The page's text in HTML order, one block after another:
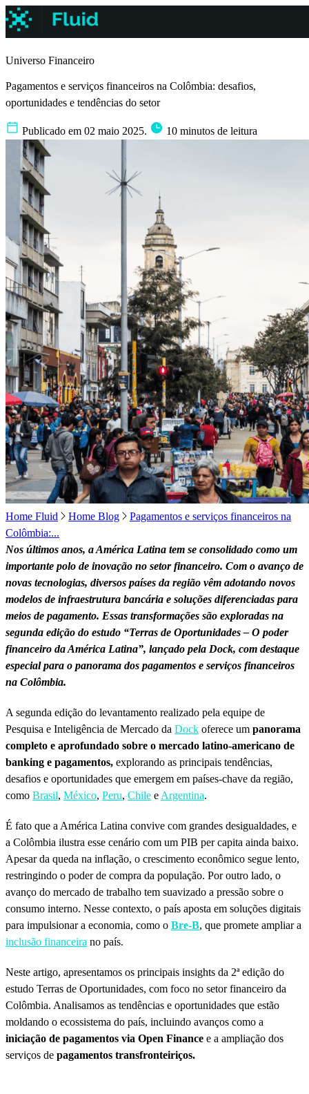
Universo Financeiro
Pagamentos e serviços financeiros na Colômbia: desafios,
oportunidades e tendências do setor
Publicado em 02 maio 2025. 10 minutos de leitura
Home Fluid Home Blog
Pagamentos e serviços financeiros na
Colômbia:...
Nos últimos anos, a América Latina tem se consolidado como um
importante polo de inovação no setor financeiro. Com o avanço de
novas tecnologias, diversos países da região vêm adotando novos
modelos de infraestrutura bancária e soluções diferenciadas para
meios de pagamento. Essas transformações são exploradas na
segunda edição do estudo “Terras de Oportunidades – O poder
financeiro da América Latina”, lançado pela Dock, com destaque
especial para o panorama dos pagamentos e serviços financeiros
na Colômbia.
A segunda edição do levantamento realizado pela equipe de
Pesquisa e Inteligência de Mercado da Dock oferece um panorama
completo e aprofundado sobre o mercado latino-americano de
banking e pagamentos, explorando as principais tendências,
desafios e oportunidades que emergem em países-chave da região,
como Brasil, México, Peru, Chile e Argentina.
É fato que a América Latina convive com grandes desigualdades, e
a Colômbia ilustra esse cenário com um PIB per capita ainda baixo.
Apesar da queda na inflação, o crescimento econômico segue lento,
restringindo o poder de compra da população. Por outro lado, o
avanço do mercado de trabalho tem suavizado a pressão sobre o
consumo interno. Nesse contexto, o país aposta em soluções digitais
para impulsionar a economia, como o Bre-B, que promete ampliar a
inclusão financeira no país.
Neste artigo, apresentamos os principais insights da 2ª edição do
estudo Terras de Oportunidades, com foco no setor financeiro da
Colômbia. Analisamos as tendências e oportunidades que estão
moldando o ecossistema do país, incluindo avanços como a
iniciação de pagamentos via Open Finance e a ampliação dos
serviços de pagamentos transfronteiriços.